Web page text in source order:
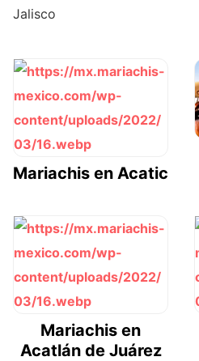
Jalisco
Mariachis en Acatic
Mariachis en
Acatlán de Juárez